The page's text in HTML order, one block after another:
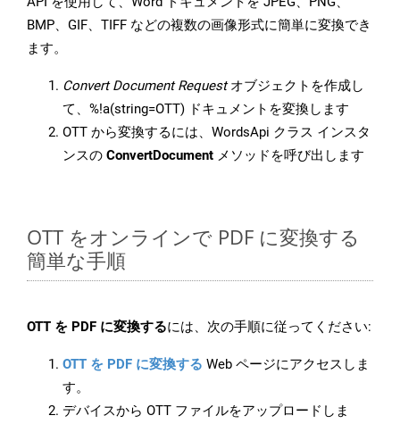
BMP、GIF、TIFF などの複数の画像形式に簡単に変換でき
ます。
Convert Document Requestオブジェクトを作成し
て、%!a(string=OTT) ドキュメントを変換します
OTT から変換するには、WordsApi クラス インスタ
ンスの ConvertDocument メソッドを呼び出します
OTT をオンラインで PDF に変換する
簡単な手順
OTT を PDF に変換するには、次の手順に従ってください:
OTT を PDF に変換する Web ページにアクセスしま
す。
デバイスから OTT ファイルをアップロードしま